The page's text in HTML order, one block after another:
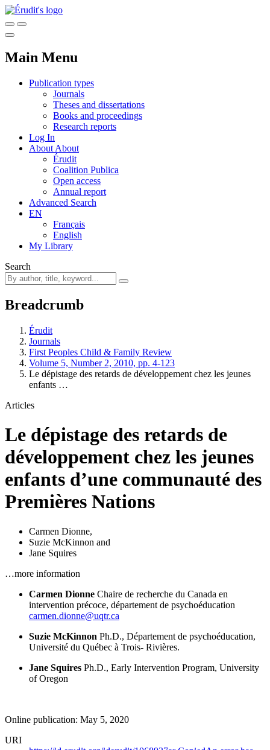
Main Menu
Publication types
Journals
Theses and dissertations
Books and proceedings
Research reports
Log In
About About
Érudit
Coalition Publica
Open access
Annual report
Advanced Search
EN
Français
English
My Library
Search
Breadcrumb
Érudit
Journals
First Peoples Child & Family Review
Volume 5, Number 2, 2010, pp. 4-123
Le dépistage des retards de développement chez les jeunes
enfants …
Articles
Le dépistage des retards de
développement chez les jeunes
enfants d’une communauté des
Premières Nations
Carmen Dionne,
Suzie McKinnon and
Jane Squires
…more information
Carmen Dionne Chaire de recherche du Canada en
intervention précoce, département de psychoéducation
carmen.dionne@uqtr.ca
Suzie McKinnon Ph.D., Département de psychoéducation,
Université du Québec à Trois- Rivières.
Jane Squires Ph.D., Early Intervention Program, University
of Oregon
Online publication: May 5, 2020
URI